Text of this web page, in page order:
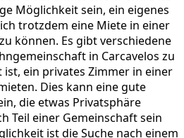
Möglichkeit sein, ein eigenes
trotzdem eine Miete in einer
können. Es gibt verschiedene
in Carcavelos zu
ein privates Zimmer in einer
Dies kann eine gute
die etwas Privatsphäre
Teil einer Gemeinschaft sein
ist die Suche nach einem